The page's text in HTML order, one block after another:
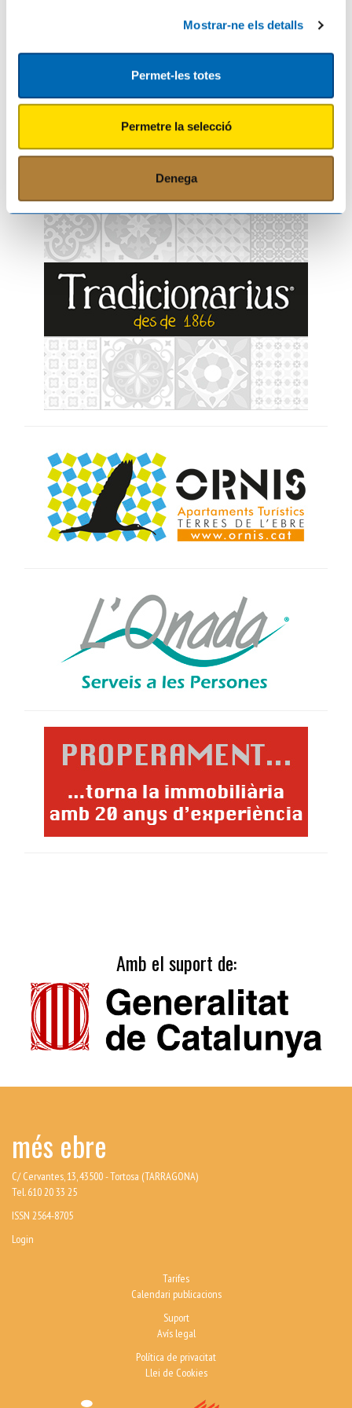
Mostrar-ne els detalls
Permet-les totes
Permetre la selecció
Denega
Fés el teu comentari
Amb el suport de:
més ebre
C/ Cervantes, 13, 43500 - Tortosa (TARRAGONA)
Tel. 610 20 33 25
ISSN 2564-8705
Login
Tarifes
Calendari publicacions
Suport
Avís legal
Política de privacitat
Llei de Cookies